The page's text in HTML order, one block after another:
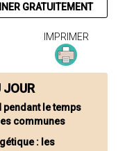
GRATUITEMENT
IMPRIMER
JOUR
pendant le temps
communes
: les